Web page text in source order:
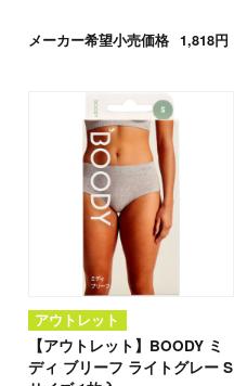
メーカー希望小売価格 1,818円
アウトレット
【アウトレット】BOODY ミ
ディ ブリーフ ライトグレー S